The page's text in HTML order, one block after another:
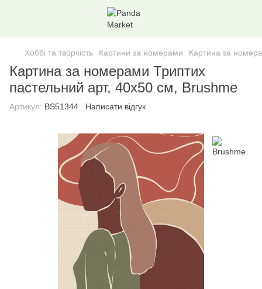
Хоббі та творчість Картини за номерами Картина за
Картина за номерами Триптих
пастельний арт, 40х50 см, Brushme
Артикул: BS51344 Написати відгук